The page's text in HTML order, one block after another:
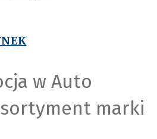
w Auto
marki